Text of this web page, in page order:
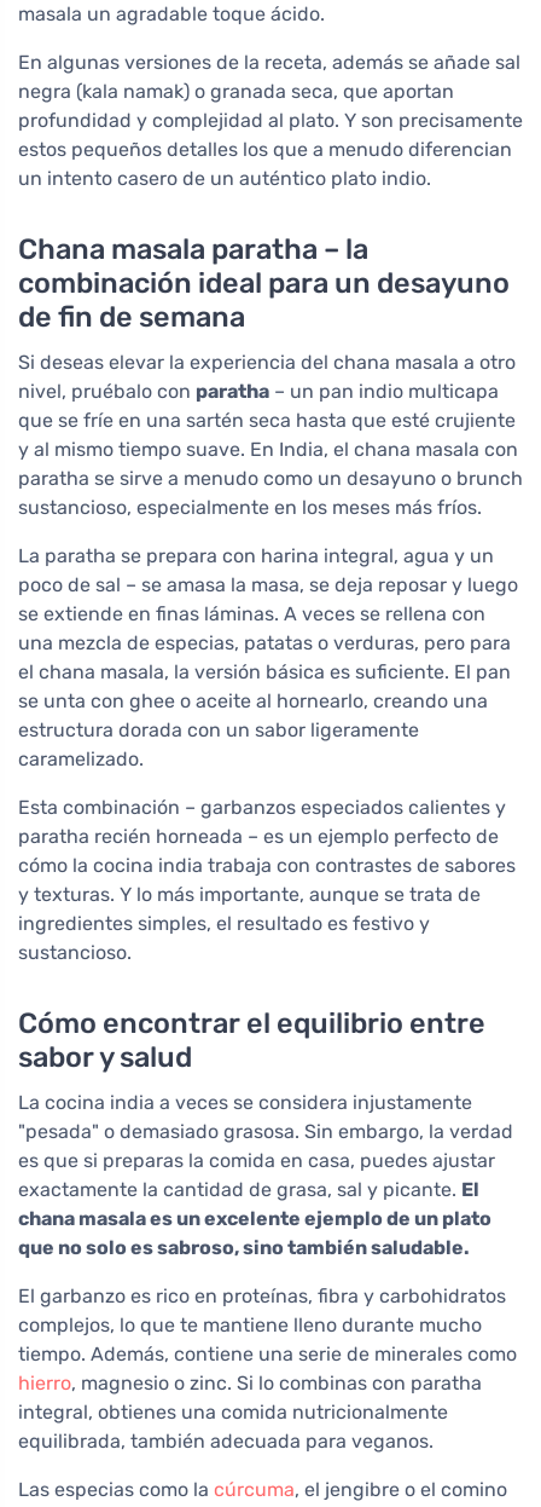
masala un agradable toque ácido.
En algunas versiones de la receta, además se añade sal
negra (kala namak) o granada seca, que aportan
profundidad y complejidad al plato. Y son precisamente
estos pequeños detalles los que a menudo diferencian
un intento casero de un auténtico plato indio.
Chana masala paratha – la
combinación ideal para un desayuno
de fin de semana
Si deseas elevar la experiencia del chana masala a otro
nivel, pruébalo con paratha – un pan indio multicapa
que se fríe en una sartén seca hasta que esté crujiente
y al mismo tiempo suave. En India, el chana masala con
paratha se sirve a menudo como un desayuno o brunch
sustancioso, especialmente en los meses más fríos.
La paratha se prepara con harina integral, agua y un
poco de sal – se amasa la masa, se deja reposar y luego
se extiende en finas láminas. A veces se rellena con
una mezcla de especias, patatas o verduras, pero para
el chana masala, la versión básica es suficiente. El pan
se unta con ghee o aceite al hornearlo, creando una
estructura dorada con un sabor ligeramente
caramelizado.
Esta combinación – garbanzos especiados calientes y
paratha recién horneada – es un ejemplo perfecto de
cómo la cocina india trabaja con contrastes de sabores
y texturas. Y lo más importante, aunque se trata de
ingredientes simples, el resultado es festivo y
sustancioso.
Cómo encontrar el equilibrio entre
sabor y salud
La cocina india a veces se considera injustamente
"pesada" o demasiado grasosa. Sin embargo, la verdad
es que si preparas la comida en casa, puedes ajustar
exactamente la cantidad de grasa, sal y picante. El
chana masala es un excelente ejemplo de un plato
que no solo es sabroso, sino también saludable.
El garbanzo es rico en proteínas, fibra y carbohidratos
complejos, lo que te mantiene lleno durante mucho
tiempo. Además, contiene una serie de minerales como
hierro, magnesio o zinc. Si lo combinas con paratha
integral, obtienes una comida nutricionalmente
equilibrada, también adecuada para veganos.
Las especias como la cúrcuma, el jengibre o el comino